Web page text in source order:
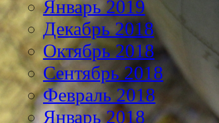
Январь 2019
Декабрь 2018
Октябрь 2018
Сентябрь 2018
Февраль 2018
Январь 2018